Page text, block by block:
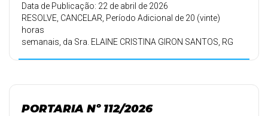
Data de Publicação: 22 de abril de 2026
RESOLVE, CANCELAR, Período Adicional de 20 (vinte)
horas
semanais, da Sra. ELAINE CRISTINA GIRON SANTOS, RG
PORTARIA Nº 112/2026